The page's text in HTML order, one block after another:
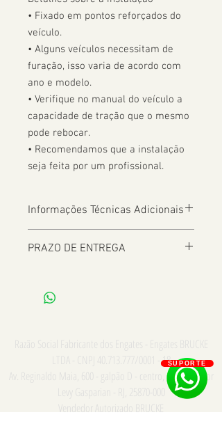
• Fixado em pontos reforçados do
veículo.
• Alguns veículos necessitam de
furação, isso varia de acordo com
ano e modelo.
• Verifique no manual do veículo a
capacidade de tração que o mesmo
pode rebocar.
• Recomendamos que a instalação
seja feita por um profissional.
Informações Técnicas Adicionais
PRAZO DE ENTREGA
Localização
Razão Social Fabricante dos Engates - Engates BRUCKE
LTDA - CNPJ
/0001 - 18
Av. Reginaldo Maia, 600 - galpão D - centro, Comendador
Levy Gasparian - RJ,
Vendedor Autorizado BRUCKE
SUPORTE